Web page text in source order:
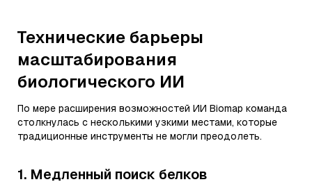
Технические барьеры
масштабирования
биологического ИИ
По мере расширения возможностей ИИ Biomap команда
столкнулась с несколькими узкими местами, которые
традиционные инструменты не могли преодолеть.
1. Медленный поиск белков